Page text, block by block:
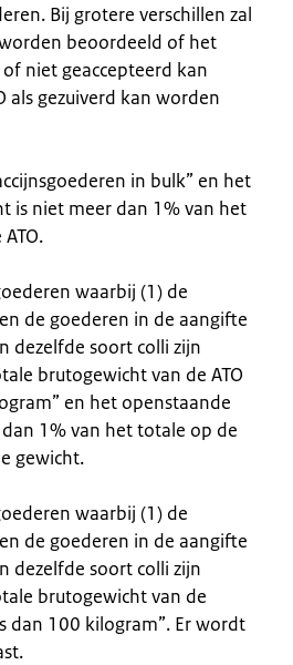
Bij grotere verschillen zal
beoordeeld of het
niet geaccepteerd kan
als gezuiverd kan worden
in bulk” en het
is niet meer dan 1% van het
waarbij (1) de
de goederen in de aangifte
dezelfde soort colli zijn
brutogewicht van de ATO
en het openstaande
1% van het totale op de
gewicht.
waarbij (1) de
de goederen in de aangifte
dezelfde soort colli zijn
brutogewicht van de
dan 100 kilogram”. Er wordt